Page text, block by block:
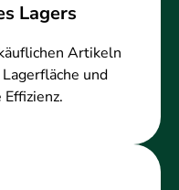
Lagers
Artikeln
und